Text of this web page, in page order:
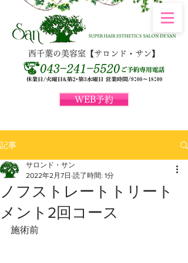
WEB予約
西千葉の美容室【サロンド・サン】
記事
ノフストレートトリート
メント2回コース
サロンド・サン
2022年2月7日 読了時間: 1分
施術前